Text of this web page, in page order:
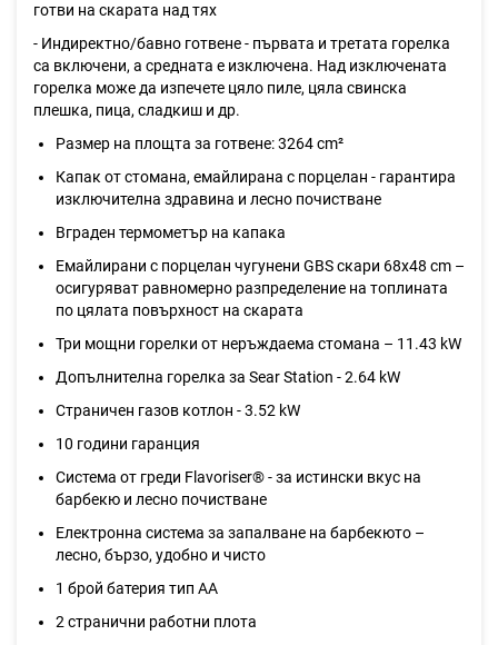
готви на скарата над тях
- Индиректно/бавно готвене - първата и третата горелка
са включени, а средната е изключена. Над изключената
горелка може да изпечете цяло пиле, цяла свинска
плешка, пица, сладкиш и др.
Размер на площта за готвене: 3264 cm²
Капак от стомана, емайлирана с порцелан - гарантира
изключителна здравина и лесно почистване
Вграден термометър на капака
Емайлирани с порцелан чугунени GBS скари 68х48 cm –
осигуряват равномерно разпределение на топлината
по цялата повърхност на скарата
Три мощни горелки от неръждаема стомана – 11.43 kW
Допълнителна горелка за Sear Station - 2.64 kW
Страничен газов котлон - 3.52 kW
10 години гаранция
Система от греди Flavoriser® - за истински вкус на
барбекю и лесно почистване
Електронна система за запалване на барбекюто –
лесно, бързо, удобно и чисто
1 брой батерия тип AA
2 странични работни плота